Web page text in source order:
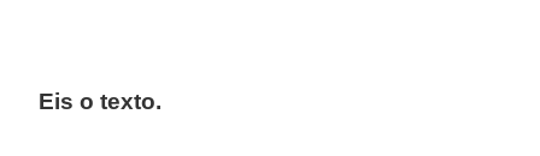
Eis o texto.